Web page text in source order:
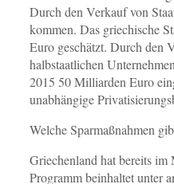
Durch den Verkauf von
kommen. Das griechische
Euro geschätzt. Durch den
halbstaatlichen
2015 50 Milliarden Euro
unabhängige
Welche Sparmaßnahmen
Griechenland hat bereits im
Programm beinhaltet unter